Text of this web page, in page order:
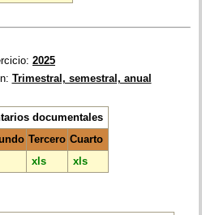
2025
Trimestral, semestral, anual
documentales
Tercero Cuarto
xls xls